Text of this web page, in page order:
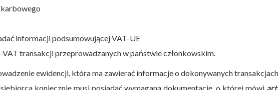
informacji podsumowującej VAT-UE
transakcji przeprowadzanych w państwie członkowskim.
ewidencji, która ma zawierać informacje o dokonywanych transakcjach
koniecznie musi posiadać wymaganą dokumentację, o której mówi art.